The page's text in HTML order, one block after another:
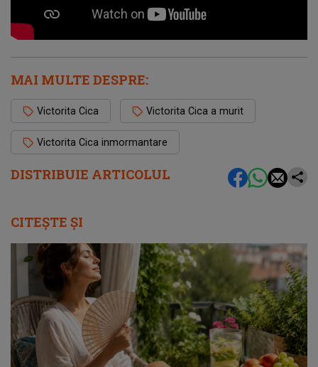
DISTRIBUIE ARTICOLUL
MAI MULTE DESPRE:
Victorita Cica Victorita Cica a murit
Victorita Cica inmormantare
CITEȘTE ȘI